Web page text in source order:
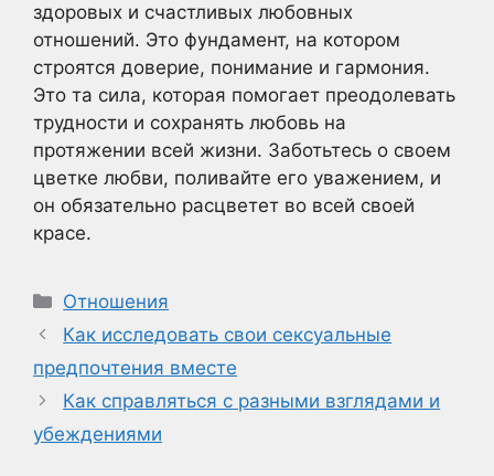
здоровых и счастливых любовных
отношений. Это фундамент, на котором
строятся доверие, понимание и гармония.
Это та сила, которая помогает преодолевать
трудности и сохранять любовь на
протяжении всей жизни. Заботьтесь о своем
цветке любви, поливайте его уважением, и
он обязательно расцветет во всей своей
красе.
Рубрики
Отношения
Как исследовать свои сексуальные
предпочтения вместе
Как справляться с разными взглядами и
убеждениями